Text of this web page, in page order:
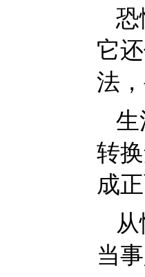
它
法
转
成
当